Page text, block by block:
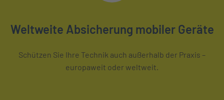
Weltweite Absicherung mobiler Geräte
Schützen Sie Ihre Technik auch außerhalb der Praxis –
europaweit oder weltweit.